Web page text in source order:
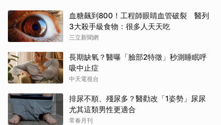
血糖飆到800！工程師眼睛血管破裂 醫列
3大殺手級食物：很多人天天吃
三立新聞網
長期缺氧？醫曝「臉部2特徵」秒測睡眠呼
吸中止症
中天電視台
排尿不順、殘尿多？醫勸改「1姿勢」尿尿
尤其這類男性更適合
常春月刊